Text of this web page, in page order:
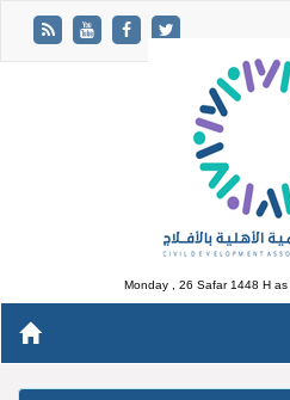
Monday , 26 Safar 1448 H as